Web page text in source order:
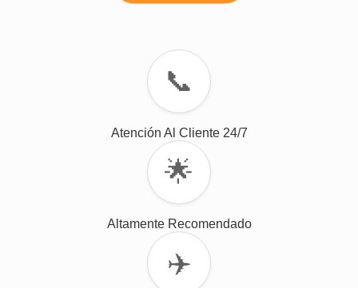
📞
Atención Al Cliente 24/7
🌟
Altamente Recomendado
✈️